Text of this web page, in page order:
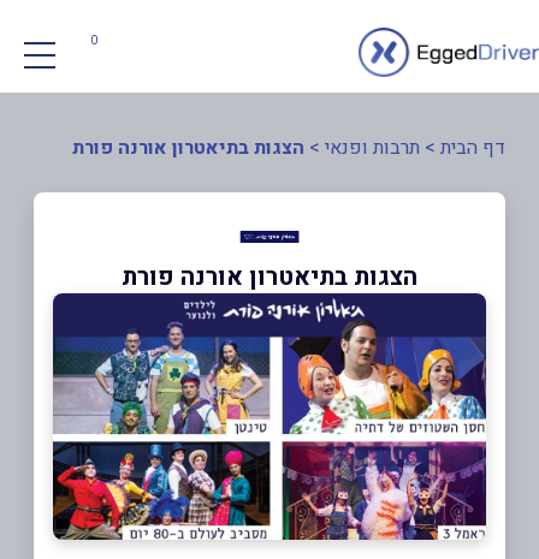
0
דף הבית > תרבות ופנאי > הצגות בתיאטרון אורנה פורת
הצגות בתיאטרון אורנה פורת